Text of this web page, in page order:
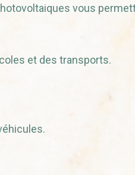
vous
et des transports.